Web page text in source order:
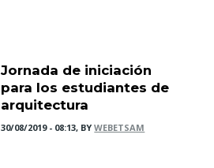
Jornada de iniciación
para los estudiantes de
arquitectura
30/08/2019 - 08:13, BYWEBETSAM